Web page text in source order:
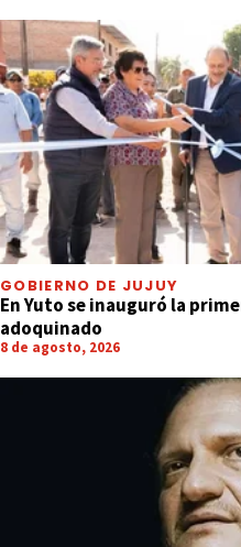
GOBIERNO DE JUJUY
En Yuto se inauguró la
adoquinado
8 de agosto, 2026